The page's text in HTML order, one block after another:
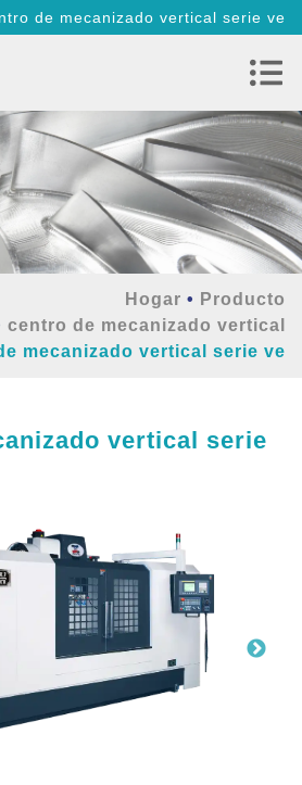
de mecanizado vertical serie ve
Hogar
Producto
centro de mecanizado vertical
mecanizado vertical serie ve
vertical serie